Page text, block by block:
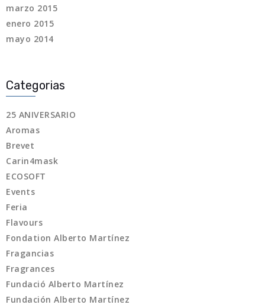
marzo 2015
enero 2015
mayo 2014
Categorias
25 ANIVERSARIO
Aromas
Brevet
Carin4mask
ECOSOFT
Events
Feria
Flavours
Fondation Alberto Martínez
Fragancias
Fragrances
Fundació Alberto Martínez
Fundación Alberto Martínez